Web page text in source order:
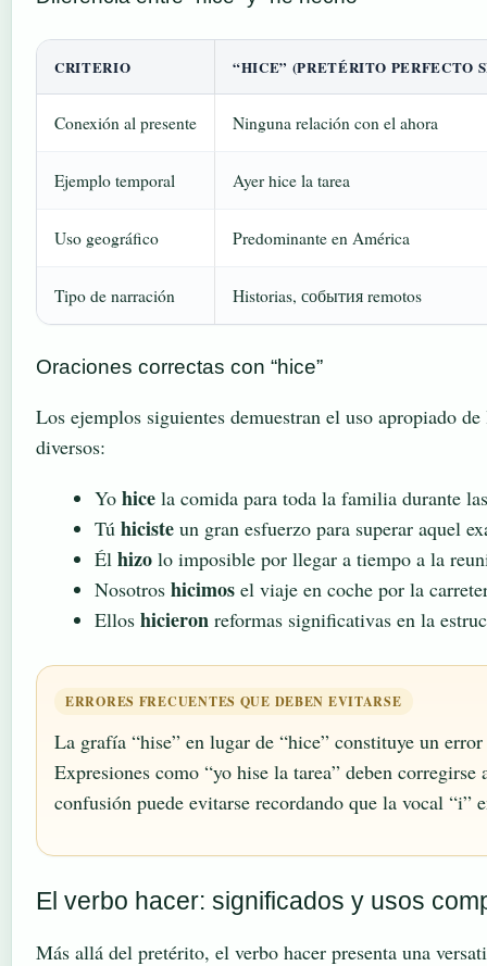
CRITERIO “HICE” (PRETÉRITO PERFECTO
Conexión al presente Ninguna relación con el ahora
Ejemplo temporal Ayer hice la tarea
Uso geográfico Predominante en América
Tipo de narración Historias, события remotos
Oraciones correctas con “hice”
Los ejemplos siguientes demuestran el uso apropiado
diversos:
Yo hice la comida para toda la familia durante
Tú hiciste un gran esfuerzo para superar aquel
Él hizo lo imposible por llegar a tiempo a la
Nosotros hicimos el viaje en coche por la
Ellos hicieron reformas significativas en la
ERRORES FRECUENTES QUE DEBEN EVITARSE
La grafía “hise” en lugar de “hice” constituye un
Expresiones como “yo hise la tarea” deben
confusión puede evitarse recordando que la vocal “i”
El verbo hacer: significados y usos
Más allá del pretérito, el verbo hacer presenta una